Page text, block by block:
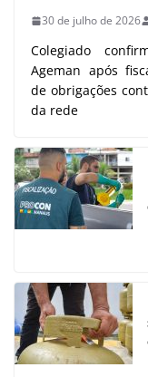
30 de julho de 2026
Colegiado
Ageman após
de obrigações
da rede